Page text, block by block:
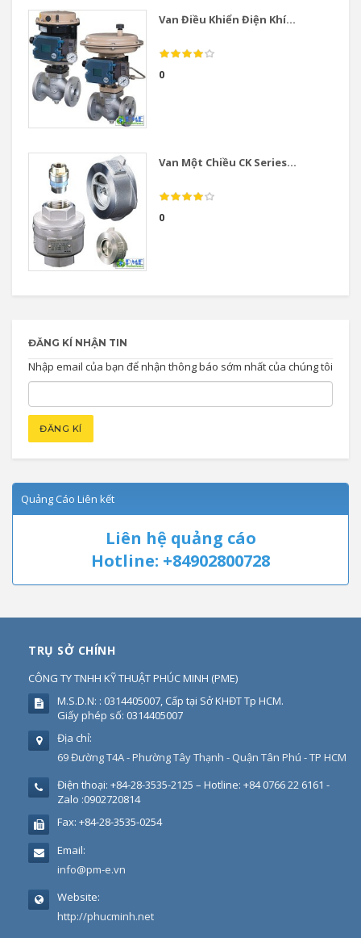
Van Điều Khiển Điện Khí...
0
Van Một Chiều CK Series...
0
ĐĂNG KÍ NHẬN TIN
Nhập email của bạn để nhận thông báo sớm nhất của chúng tôi
Quảng Cáo Liên kết
Liên hệ quảng cáo
Hotline: +84902800728
TRỤ SỞ CHÍNH
CÔNG TY TNHH KỸ THUẬT PHÚC MINH (PME)
M.S.D.N: : 0314405007, Cấp tại Sở KHĐT Tp HCM.
Giấy phép số: 0314405007
Địa chỉ:
69 Đường T4A - Phường Tây Thạnh - Quận Tân Phú - TP HCM
Điện thoại: +84-28-3535-2125 – Hotline: +84 0766 22 6161 -
Zalo :0902720814
Fax: +84-28-3535-0254
Email:
info@pm-e.vn
Website:
http://phucminh.net